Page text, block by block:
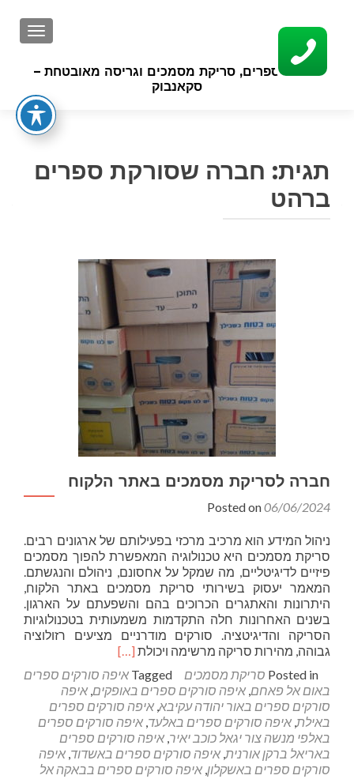
סריקת ספרים, סריקת מסמכים וגריסה מאובטחת –
סקאנבוק
תגית: חברה שסורקת ספרים
ברהט
חברה לסריקת מסמכים באתר הלקוח
Posted on06/06/2024
ניהול המידע הוא מרכיב מרכזי בפעילותם של ארגונים רבים.
סריקת מסמכים היא טכנולוגיה המאפשרת להפוך מסמכים
פיזיים לדיגיטליים, מה שמקל על אחסונם, ניהולם והנגשתם.
המאמר יעסוק בשירותי סריקת מסמכים באתר הלקוח,
היתרונות והאתגרים הכרוכים בהם והשפעתם על הארגון.
בשנים האחרונות חלה התקדמות משמעותית בטכנולוגיות
הסריקה והדיגיטציה. סורקים מודרניים מציעים רזולוציה
גבוהה, מהירות סריקה מרשימה ויכולתRead
about
חברה
לסריקת
מסמכים
באתר
הלקוח
[…]
Posted in סריקת מסמכים Tagged איפה סורקים ספרים
באום אל פאחם, איפה סורקים ספרים באופקים, איפה
סורקים ספרים באור יהודה עקיבא, איפה סורקים ספרים
באילת, איפה סורקים ספרים באלעד, איפה סורקים ספרים
באלפי מנשה צור יגאל כוכב יאיר, איפה סורקים ספרים
באריאל ברקן אורנית, איפה סורקים ספרים באשדוד, איפה
סורקים ספרים באשקלון, איפה סורקים ספרים בבאקה אל